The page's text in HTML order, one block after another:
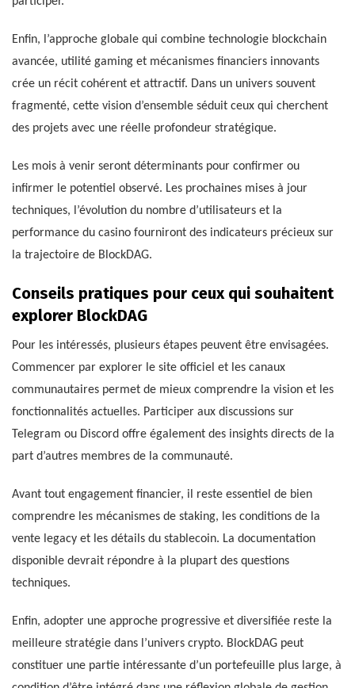
Enfin, l’approche globale qui combine technologie blockchain
avancée, utilité gaming et mécanismes financiers innovants
crée un récit cohérent et attractif. Dans un univers souvent
fragmenté, cette vision d’ensemble séduit ceux qui cherchent
des projets avec une réelle profondeur stratégique.
Les mois à venir seront déterminants pour confirmer ou
infirmer le potentiel observé. Les prochaines mises à jour
techniques, l’évolution du nombre d’utilisateurs et la
performance du casino fourniront des indicateurs précieux sur
la trajectoire de BlockDAG.
Conseils pratiques pour ceux qui souhaitent
explorer BlockDAG
Pour les intéressés, plusieurs étapes peuvent être envisagées.
Commencer par explorer le site officiel et les canaux
communautaires permet de mieux comprendre la vision et les
fonctionnalités actuelles. Participer aux discussions sur
Telegram ou Discord offre également des insights directs de la
part d’autres membres de la communauté.
Avant tout engagement financier, il reste essentiel de bien
comprendre les mécanismes de staking, les conditions de la
vente legacy et les détails du stablecoin. La documentation
disponible devrait répondre à la plupart des questions
techniques.
Enfin, adopter une approche progressive et diversifiée reste la
meilleure stratégie dans l’univers crypto. BlockDAG peut
constituer une partie intéressante d’un portefeuille plus large, à